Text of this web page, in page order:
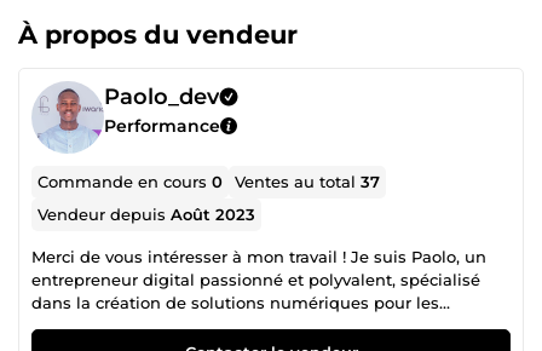
À propos du vendeur
Paolo_dev
Performance
Commande en cours0 Ventes au total37
Vendeur depuisAoût 2023
Merci de vous intéresser à mon travail ! Je suis Paolo, un
entrepreneur digital passionné et polyvalent, spécialisé
dans la création de solutions numériques pour les
entreprises et les entrepreneurs. Avec plusieurs années